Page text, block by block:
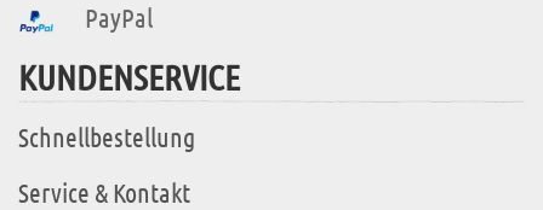
PayPal
KUNDENSERVICE
Schnellbestellung
Service & Kontakt